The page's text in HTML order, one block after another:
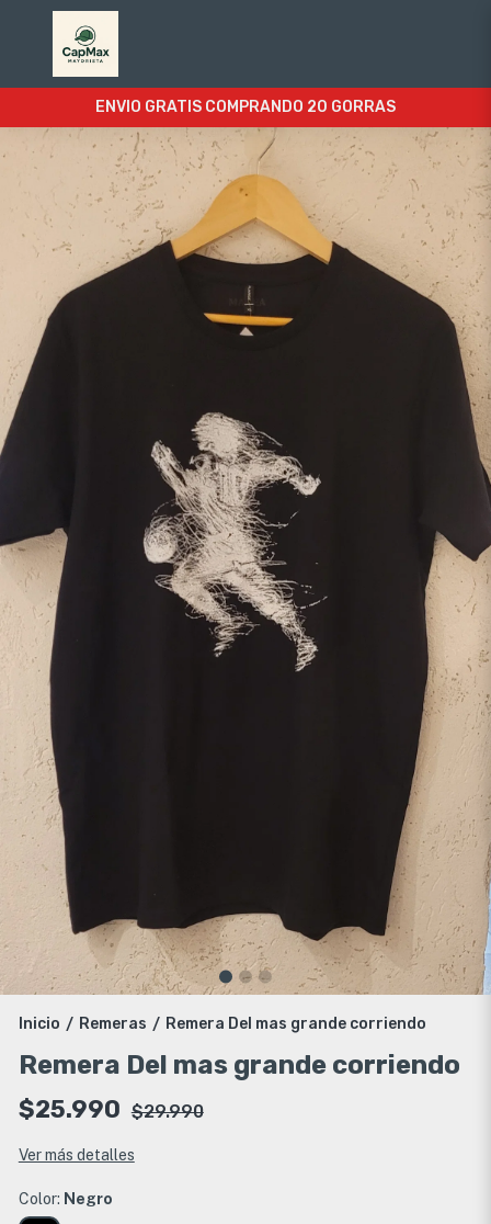
ENVIO GRATIS COMPRANDO 20 GORRAS
Inicio / Remeras / Remera Del mas grande corriendo
Remera Del mas grande corriendo
$25.990 $29.990
Ver más detalles
Color: Negro